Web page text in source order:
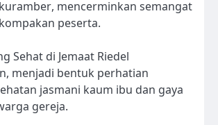
mencerminkan semangat
peserta.
Sehat di Jemaat Riedel
menjadi bentuk perhatian
jasmani kaum ibu dan gaya
gereja.